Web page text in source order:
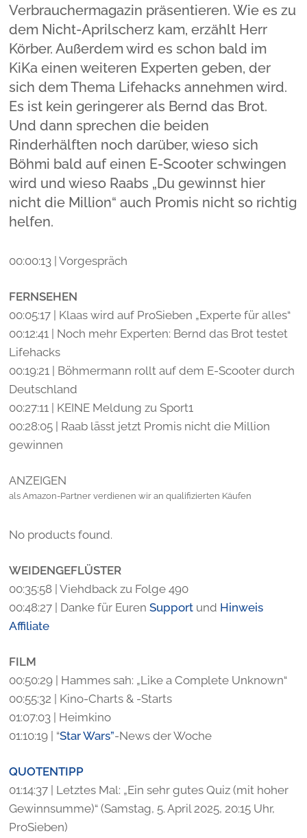
Verbrauchermagazin präsentieren. Wie es zu
dem Nicht-Aprilscherz kam, erzählt Herr
Körber. Außerdem wird es schon bald im
KiKa einen weiteren Experten geben, der
sich dem Thema Lifehacks annehmen wird.
Es ist kein geringerer als Bernd das Brot.
Und dann sprechen die beiden
Rinderhälften noch darüber, wieso sich
Böhmi bald auf einen E-Scooter schwingen
wird und wieso Raabs „Du gewinnst hier
nicht die Million“ auch Promis nicht so richtig
helfen.
00:00:13 | Vorgespräch
FERNSEHEN
00:05:17 | Klaas wird auf ProSieben „Experte für alles“
00:12:41 | Noch mehr Experten: Bernd das Brot testet
Lifehacks
00:19:21 | Böhmermann rollt auf dem E-Scooter durch
Deutschland
00:27:11 | KEINE Meldung zu Sport1
00:28:05 | Raab lässt jetzt Promis nicht die Million
gewinnen
ANZEIGEN
als Amazon-Partner verdienen wir an qualifizierten Käufen
No products found.
WEIDENGEFLÜSTER
00:35:58 | Viehdback zu Folge 490
00:48:27 | Danke für EurenSupport und Hinweis
Affiliate
FILM
00:50:29 | Hammes sah: „Like a Complete Unknown“
00:55:32 | Kino-Charts & -Starts
01:07:03 | Heimkino
01:10:19 | “Star Wars”-News der Woche
QUOTENTIPP
01:14:37 | Letztes Mal: „Ein sehr gutes Quiz (mit hoher
Gewinnsumme)“ (Samstag, 5. April 2025, 20:15 Uhr,
ProSieben)